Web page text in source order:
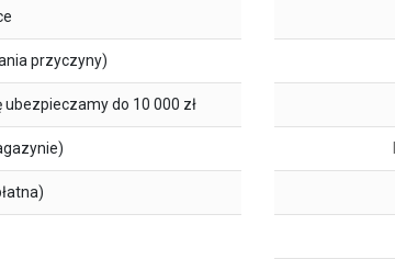
przyczyny)
ubezpieczamy do 10 000 zł